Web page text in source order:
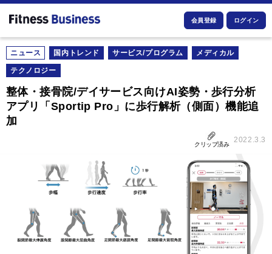
会員登録 ログイン
ニュース 国内トレンド サービス/プログラム メディカル
テクノロジー
整体・接骨院/デイサービス向けAI姿勢・歩行分析
アプリ「Sportip Pro」に歩行解析（側面）機能追
加
クリップ済み
2022.3.3